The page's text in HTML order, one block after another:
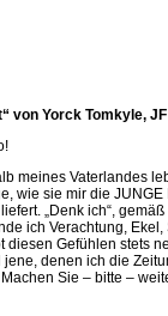
von Yorck Tomkyle,
meines Vaterlandes
wie sie mir die JUNGE
„Denk ich“,
ich Verachtung,
diesen Gefühlen stets
denen ich die
Sie – bitte –